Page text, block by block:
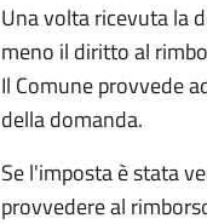
Una volta ricevuta la
meno il diritto al
Il Comune provvede
della domanda.
Se l'imposta è stata
provvedere al